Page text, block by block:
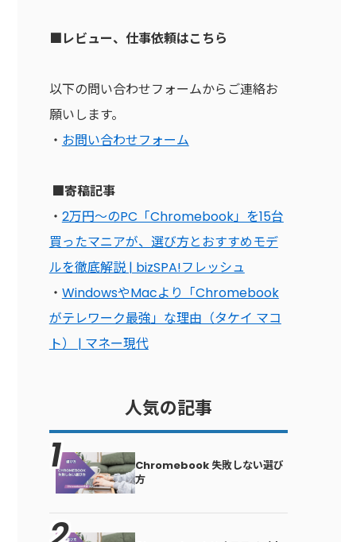
■レビュー、仕事依頼はこちら
以下の問い合わせフォームからご連絡お
願いします。
・ お問い合わせフォーム
■寄稿記事
・ 2万円〜のPC「Chromebook」を15台
買ったマニアが、選び方とおすすめモデ
ルを徹底解説 | bizSPA!フレッシュ
・ WindowsやMacより「Chromebook
がテレワーク最強」な理由（タケイ マコ
ト） | マネー現代
人気の記事
Chromebook 失敗しない選び
方